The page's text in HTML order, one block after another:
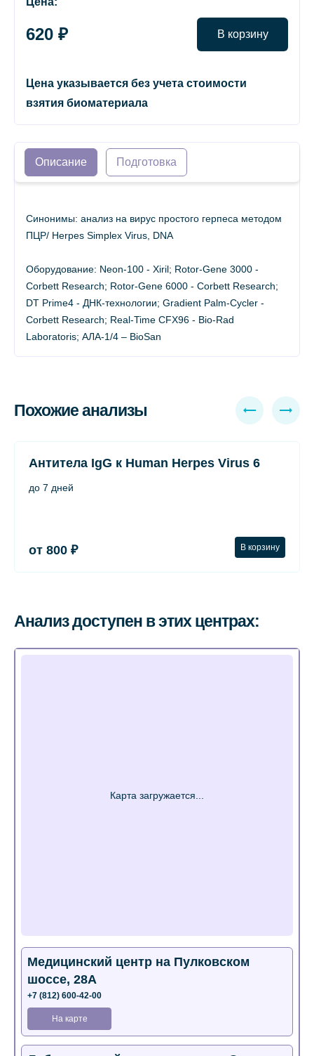
620 ₽ В корзину
Цена указывается без учета стоимости
взятия биоматериала
Описание Подготовка
Синонимы: анализ на вирус простого герпеса методом
ПЦР/ Herpes Simplex Virus, DNA
Оборудование: Neon-100 - Xiril; Rotor-Gene 3000 -
Corbett Research; Rotor-Gene 6000 - Corbett Research;
DT Prime4 - ДНК-технологии; Gradient Palm-Cycler -
Corbett Research; Real-Time CFX96 - Bio-Rad
Laboratoris; АЛА-1/4 – BioSan
Похожие анализы
Антитела IgG к Human Herpes Virus 6
до 7 дней
от 800 ₽ В корзину
Анализ доступен в этих центрах:
Медицинский центр на Пулковском
шоссе, 28А
+7 (812) 600-42-00
На карте